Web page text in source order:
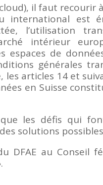
il faut recourir
est
l’utilisation
intérieur
de
générales
articles 14 et
en Suisse
les défis qui
solutions
DFAE au Conseil